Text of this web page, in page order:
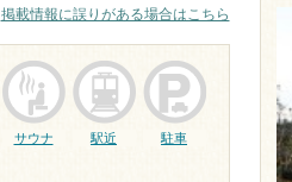
掲載情報に誤りがある場合はこちら
サウナ 駅近 駐車